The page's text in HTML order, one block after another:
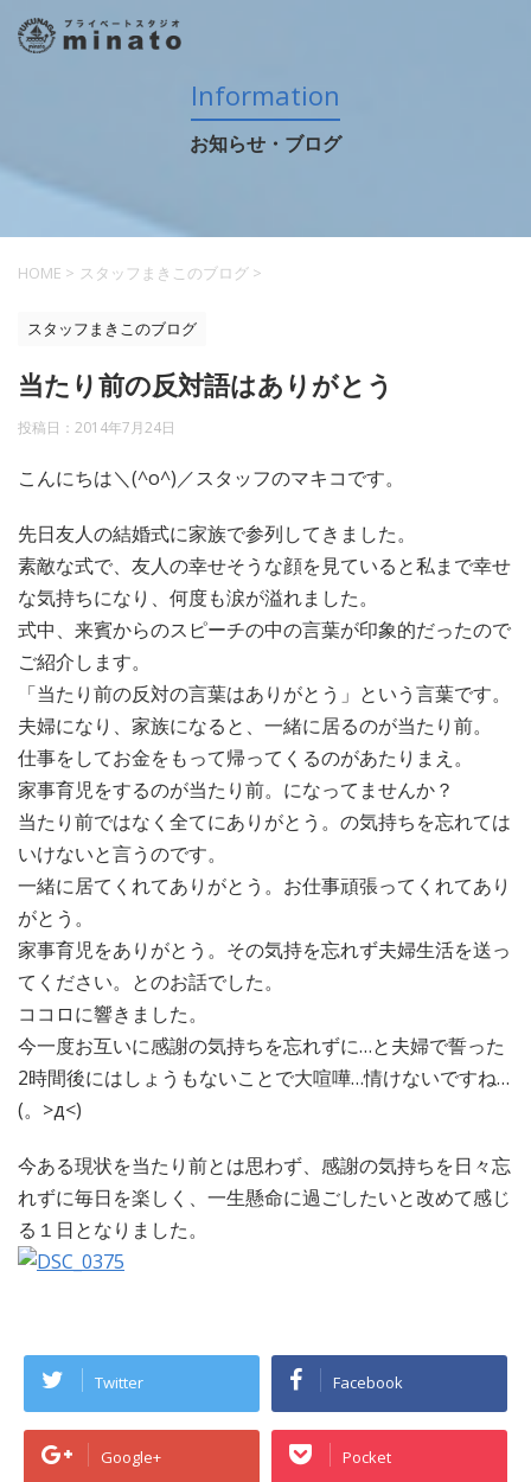
Information
お知らせ・ブログ
HOME > スタッフまきこのブログ >
スタッフまきこのブログ
当たり前の反対語はありがとう
投稿日： 2014年7月24日
こんにちは＼(^o^)／スタッフのマキコです。
先日友人の結婚式に家族で参列してきました。
素敵な式で、友人の幸せそうな顔を見ていると私まで幸せ
な気持ちになり、何度も涙が溢れました。
式中、来賓からのスピーチの中の言葉が印象的だったので
ご紹介します。
「当たり前の反対の言葉はありがとう」という言葉です。
夫婦になり、家族になると、一緒に居るのが当たり前。
仕事をしてお金をもって帰ってくるのがあたりまえ。
家事育児をするのが当たり前。になってませんか？
当たり前ではなく全てにありがとう。の気持ちを忘れては
いけないと言うのです。
一緒に居てくれてありがとう。お仕事頑張ってくれてあり
がとう。
家事育児をありがとう。その気持を忘れず夫婦生活を送っ
てください。とのお話でした。
ココロに響きました。
今一度お互いに感謝の気持ちを忘れずに…と夫婦で誓った
2時間後にはしょうもないことで大喧嘩…情けないですね…
(。>д<)
今ある現状を当たり前とは思わず、感謝の気持ちを日々忘
れずに毎日を楽しく、一生懸命に過ごしたいと改めて感じ
る１日となりました。
Twitter Facebook
Google+ Pocket